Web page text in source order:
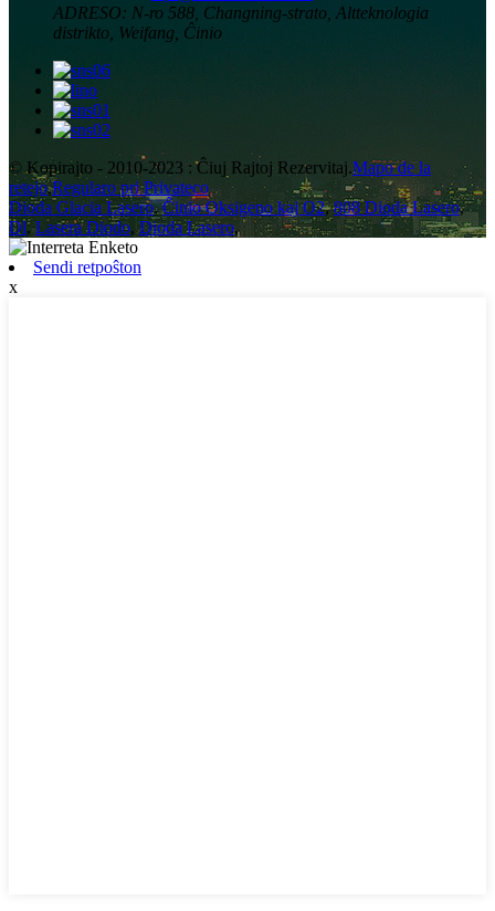
ADRESO: N-ro 588, Changning-strato, Altteknologia
distrikto, Weifang, Ĉinio
© Kopirajto - 2010-2023 : Ĉiuj Rajtoj Rezervitaj.Mapo de la
retejo,Regularo pri Privateco
Dioda Glacia Lasero,Ĉinio Oksigeno kaj O2,808 Dioda Lasero,
Dl,Lasera Diodo,Dioda Lasero,
Sendi retpoŝton
x